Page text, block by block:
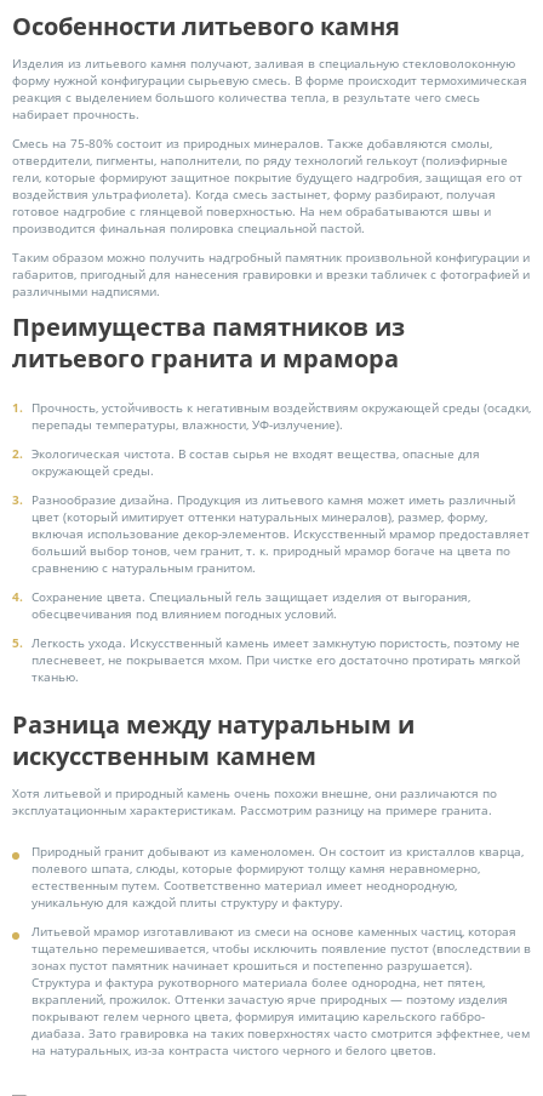
Особенности литьевого камня
Изделия из литьевого камня получают, заливая в специальную стекловолоконную
форму нужной конфигурации сырьевую смесь. В форме происходит термохимическая
реакция с выделением большого количества тепла, в результате чего смесь
набирает прочность.
Смесь на 75-80% состоит из природных минералов. Также добавляются смолы,
отвердители, пигменты, наполнители, по ряду технологий гелькоут (полиэфирные
гели, которые формируют защитное покрытие будущего надгробия, защищая его от
воздействия ультрафиолета). Когда смесь застынет, форму разбирают, получая
готовое надгробие с глянцевой поверхностью. На нем обрабатываются швы и
производится финальная полировка специальной пастой.
Таким образом можно получить надгробный памятник произвольной конфигурации и
габаритов, пригодный для нанесения гравировки и врезки табличек с фотографией и
различными надписями.
Преимущества памятников из
литьевого гранита и мрамора
Прочность, устойчивость к негативным воздействиям окружающей среды (осадки,
перепады температуры, влажности, УФ-излучение).
Экологическая чистота. В состав сырья не входят вещества, опасные для
окружающей среды.
Разнообразие дизайна. Продукция из литьевого камня может иметь различный
цвет (который имитирует оттенки натуральных минералов), размер, форму,
включая использование декор-элементов. Искусственный мрамор предоставляет
больший выбор тонов, чем гранит, т. к. природный мрамор богаче на цвета по
сравнению с натуральным гранитом.
Сохранение цвета. Специальный гель защищает изделия от выгорания,
обесцвечивания под влиянием погодных условий.
Легкость ухода. Искусственный камень имеет замкнутую пористость, поэтому не
плесневеет, не покрывается мхом. При чистке его достаточно протирать мягкой
тканью.
Разница между натуральным и
искусственным камнем
Хотя литьевой и природный камень очень похожи внешне, они различаются по
эксплуатационным характеристикам. Рассмотрим разницу на примере гранита.
Природный гранит добывают из каменоломен. Он состоит из кристаллов кварца,
полевого шпата, слюды, которые формируют толщу камня неравномерно,
естественным путем. Соответственно материал имеет неоднородную,
уникальную для каждой плиты структуру и фактуру.
Литьевой мрамор изготавливают из смеси на основе каменных частиц, которая
тщательно перемешивается, чтобы исключить появление пустот (впоследствии в
зонах пустот памятник начинает крошиться и постепенно разрушается).
Структура и фактура рукотворного материала более однородна, нет пятен,
вкраплений, прожилок. Оттенки зачастую ярче природных — поэтому изделия
покрывают гелем черного цвета, формируя имитацию карельского габбро-
диабаза. Зато гравировка на таких поверхностях часто смотрится эффектнее, чем
на натуральных, из-за контраста чистого черного и белого цветов.